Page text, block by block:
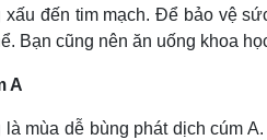
đến tim mạch. Để bảo vệ
Bạn cũng nên ăn uống khoa
A
là mùa dễ bùng phát dịch cúm